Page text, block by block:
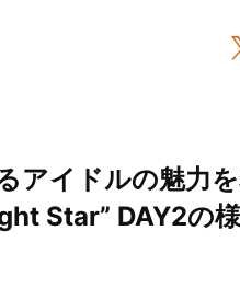
アイドルの魅力
Star” DAY2の